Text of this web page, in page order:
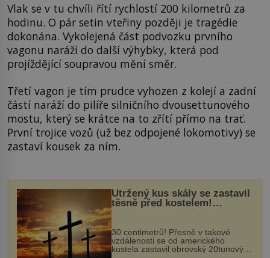
Vlak se v tu chvíli řítí rychlostí 200 kilometrů za
hodinu. O pár setin vteřiny později je tragédie
dokonána. Vykolejená část podvozku prvního
vagonu naráží do další výhybky, která pod
projíždějící soupravou mění směr.
Třetí vagon je tím prudce vyhozen z kolejí a zadní
částí naráží do pilíře silničního dvousettunového
mostu, který se krátce na to zřítí přímo na trať.
První trojice vozů (už bez odpojené lokomotivy) se
zastaví kousek za ním.
Utržený kus skály se zastavil
těsně před kostelem!
Ochránila ho boží síla?
30 centimetrů! Přesně v takové
vzdálenosti se od amerického
kostela zastavil obrovský 20tunový